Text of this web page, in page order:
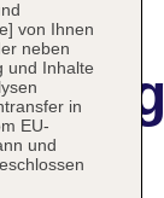
von Ihnen
neben
und Inhalte
in
EU-
und